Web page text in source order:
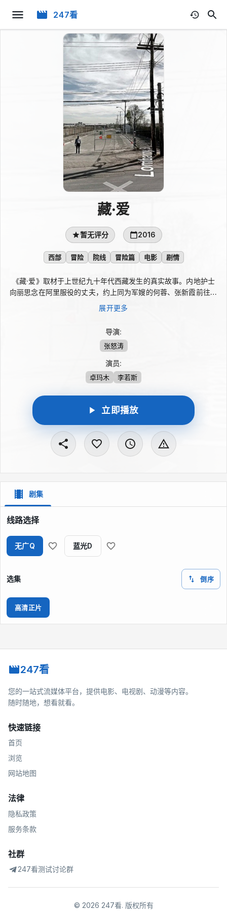
247看
藏·爱
暂无评分 2016
西部 冒险 院线 冒险篇 电影 剧情
《藏·爱》取材于上世纪九十年代西藏发生的真实故事。内地护士
向丽思念在阿里服役的丈夫，约上同为军嫂的何蓉、张新霞前往西
藏探亲。毫无准备的三人踏上艰苦的“大北线”，搭乘混装货车颠簸
前行，经历坏车、死亡与被抛弃小镇的变故，又随牧民司机穿越无
时，一次冲动选择将她们推入绝境。
展开更多
导演:
张怒涛
演员:
卓玛木 李若斯
立即播放
剧集
线路选择
无广Q 蓝光D
选集 倒序
高清正片
247看
您的一站式流媒体平台，提供电影、电视剧、动漫等内容。
随时随地，想看就看。
快速链接
首页
浏览
网站地图
法律
隐私政策
服务条款
社群
247看测试讨论群
© 2026 247看. 版权所有